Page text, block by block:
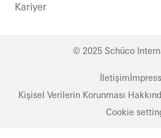
Kariyer
© 2025 Schüco
İletişim
Kişisel Verilerin Korunması
Cookie